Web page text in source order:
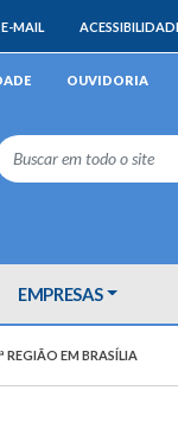
E-MAIL
OUVIDORIA
EMPRESAS
REGIÃO EM BRASÍLIA